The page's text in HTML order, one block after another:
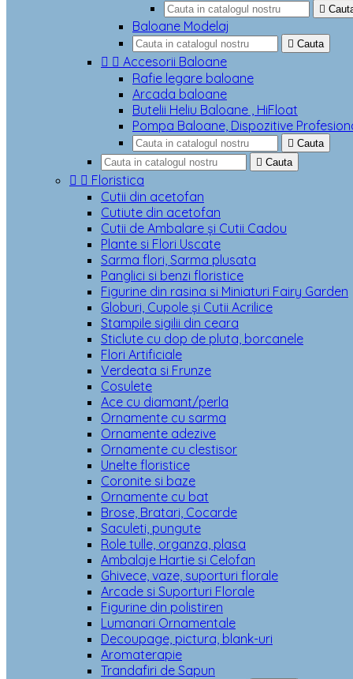

Baloane Modelaj
 Cauta
  Accesorii Baloane
Rafie legare baloane
Arcada baloane
Butelii Heliu Baloane , HiFloat
Pompa Baloane, Dispozitive
 Cauta
 Cauta
  Floristica
Cutii din acetofan
Cutiute din acetofan
Cutii de Ambalare și Cutii Cadou
Plante si Flori Uscate
Sarma flori, Sarma plusata
Panglici si benzi floristice
Figurine din rasina si Miniaturi Fairy Garden
Globuri, Cupole și Cutii Acrilice
Stampile sigilii din ceara
Sticlute cu dop de pluta, borcanele
Flori Artificiale
Verdeata si Frunze
Cosulete
Ace cu diamant/perla
Ornamente cu sarma
Ornamente adezive
Ornamente cu clestisor
Unelte floristice
Coronite si baze
Ornamente cu bat
Brose, Bratari, Cocarde
Saculeti, pungute
Role tulle, organza, plasa
Ambalaje Hartie si Celofan
Ghivece, vaze, suporturi florale
Arcade si Suporturi Florale
Figurine din polistiren
Lumanari Ornamentale
Decoupage, pictura, blank-uri
Aromaterapie
Trandafiri de Sapun